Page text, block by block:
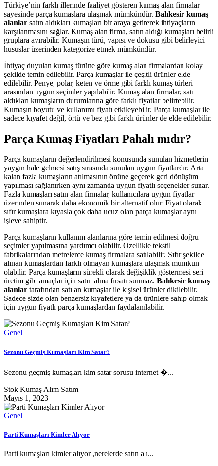
Türkiye’nin farklı illerinde faaliyet gösteren kumaş alan firmalar
sayesinde parça kumaşlara ulaşmak mümkündür. Balıkesir kumaş
alanlar satın aldıkları kumaşları bir araya getirerek ihtiyaçların
karşılanmasını sağlar. Kumaş alan firma, satın aldığı kumaşları belirli
gruplara ayırabilir. Kumaşın türü, yapısı ve dokusu gibi belirleyici
hususlar üzerinden kategorize etmek mümkündür.
İhtiyaç duyulan kumaş türüne göre kumaş alan firmalardan kolay
şekilde temin edilebilir. Parça kumaşlar ile çeşitli ürünler elde
edilebilir. Penye, polar, keten ve örme gibi farklı kumaş türleri
arasından uygun seçimler yapılabilir. Kumaş alan firmalar, satı
aldıkları kumaşların durumlarına göre farklı fiyatlar belirtebilir.
Kumaşın boyutu ve kullanımı fiyatı etkileyebilir. Parça kumaşlar ile
sadece kıyafet değil, örtü ve bez gibi farklı ürünler de elde edilebilir.
Parça Kumaş Fiyatları Pahalı mıdır?
Parça kumaşların değerlendirilmesi konusunda sunulan hizmetlerin
yaygın hale gelmesi satış sırasında sunulan uygun fiyatlardır. Arta
kalan fazla kumaşların atılmasının önüne geçerek geri dönüşüm
yapılması sağlanırken aynı zamanda uygun fiyatlı seçenekler sunar.
Fazla kumaşları satın alan firmalar, kullanıcılara uygun fiyatlar
üzerinden sunarak daha ekonomik bir alternatif olur. Fiyat olarak
sıfır kumaşlara kıyasla çok daha ucuz olan parça kumaşlar aynı
işleve sahiptir.
Parça kumaşların kullanım alanlarına göre temin edilmesi doğru
seçimler yapılmasına yardımcı olabilir. Özellikle tekstil
fabrikalarından metrelerce kumaş firmalara satılabilir. Sıfır şekilde
alınan kumaşlardan farklı olmayan kumaşlara ulaşmak mümkün
olabilir. Parça kumaşların sürekli olarak değişiklik göstermesi seri
üretim gibi amaçlar için satın alma fırsatı sunmaz. Balıkesir kumaş
alanlar tarafından satılan kumaşlar ile kişisel ürünler dikilebilir.
Sadece sizde olan benzersiz kıyafetlere ya da ürünlere sahip olmak
için uygun fiyatlı parça kumaşlardan faydalanılabilir.
Genel
Sezonu Geçmiş Kumaşları Kim Satar?
Sezonu geçmiş kumaşları kim satar sorusu internet �...
Stok Kumaş Alım Satım
Mayıs 1, 2023
Genel
Parti Kumaşları Kimler Alıyor
Parti kumaşları kimler alıyor ,nerelerde satın alı...